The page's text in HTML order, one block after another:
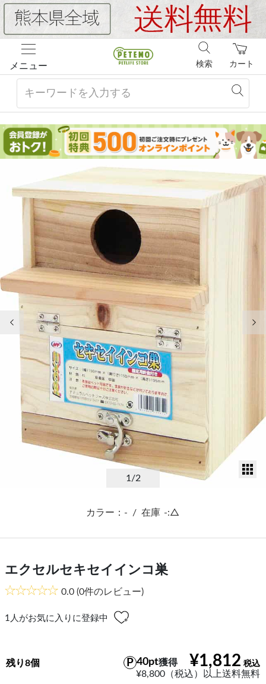
メニュー カート
検索
前の画像
1/2
カラー：- / 在庫 -:△
エクセルセキセイインコ巣
0.0 (0件のレビュー)
1 人がお気に入りに登録中
¥1,812
40pt獲得
¥8,800（税込）以上送料無料
残り8個